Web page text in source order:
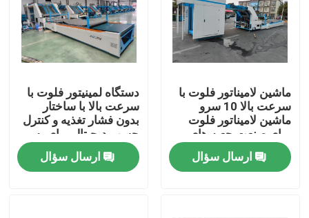
صفحه اصلی
محصولات
ماشین لامیناتور فلوت با
سرعت بالا 10 سرو
ماشین لامیناتور فلوت
برای صنعت جعبه های
کارتونی
ارسال سؤال
دستگاه لمینیتور فلوت با
سرعت بالا با ساختار
بدون فشار تغذیه و کنترل
چسب دیجیتال برای به
حداقل رساندن آسیب و
ضایعات چسبارسال سؤال